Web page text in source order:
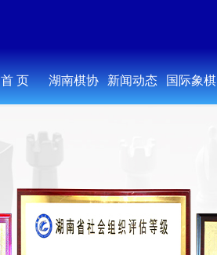
首 页 湖南棋协 新闻动态 国际象棋